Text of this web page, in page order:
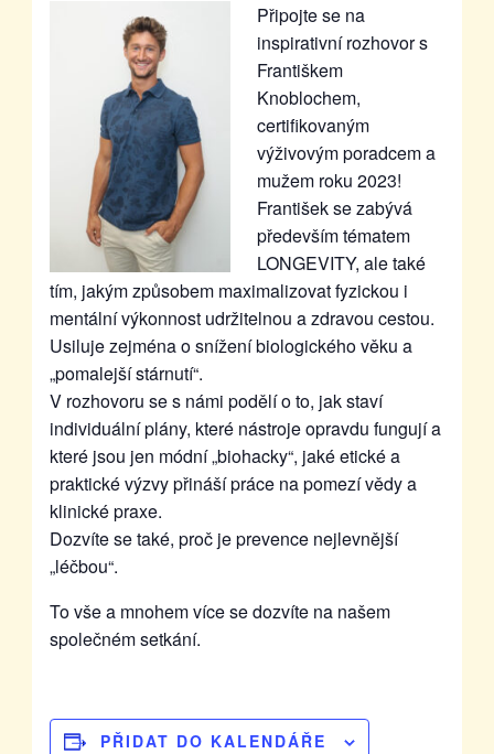
Připojte se na
inspirativní rozhovor s
Františkem
Knoblochem,
certifikovaným
výživovým poradcem a
mužem roku 2023!
František se zabývá
především tématem
LONGEVITY, ale také
tím, jakým způsobem maximalizovat fyzickou i
mentální výkonnost udržitelnou a zdravou cestou.
Usiluje zejména o snížení biologického věku a
„pomalejší stárnutí“.
V rozhovoru se s námi podělí o to, jak staví
individuální plány, které nástroje opravdu fungují a
které jsou jen módní „biohacky“, jaké etické a
praktické výzvy přináší práce na pomezí vědy a
klinické praxe.
Dozvíte se také, proč je prevence nejlevnější
„léčbou“.
To vše a mnohem více se dozvíte na našem
společném setkání.
PŘIDAT DO KALENDÁŘE